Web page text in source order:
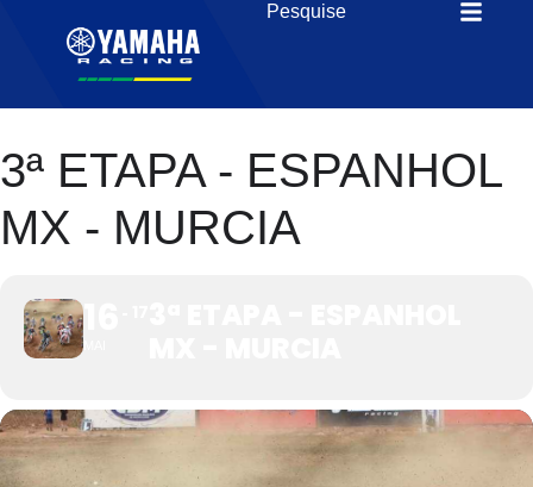
3ª ETAPA - ESPANHOL
MX - MURCIA